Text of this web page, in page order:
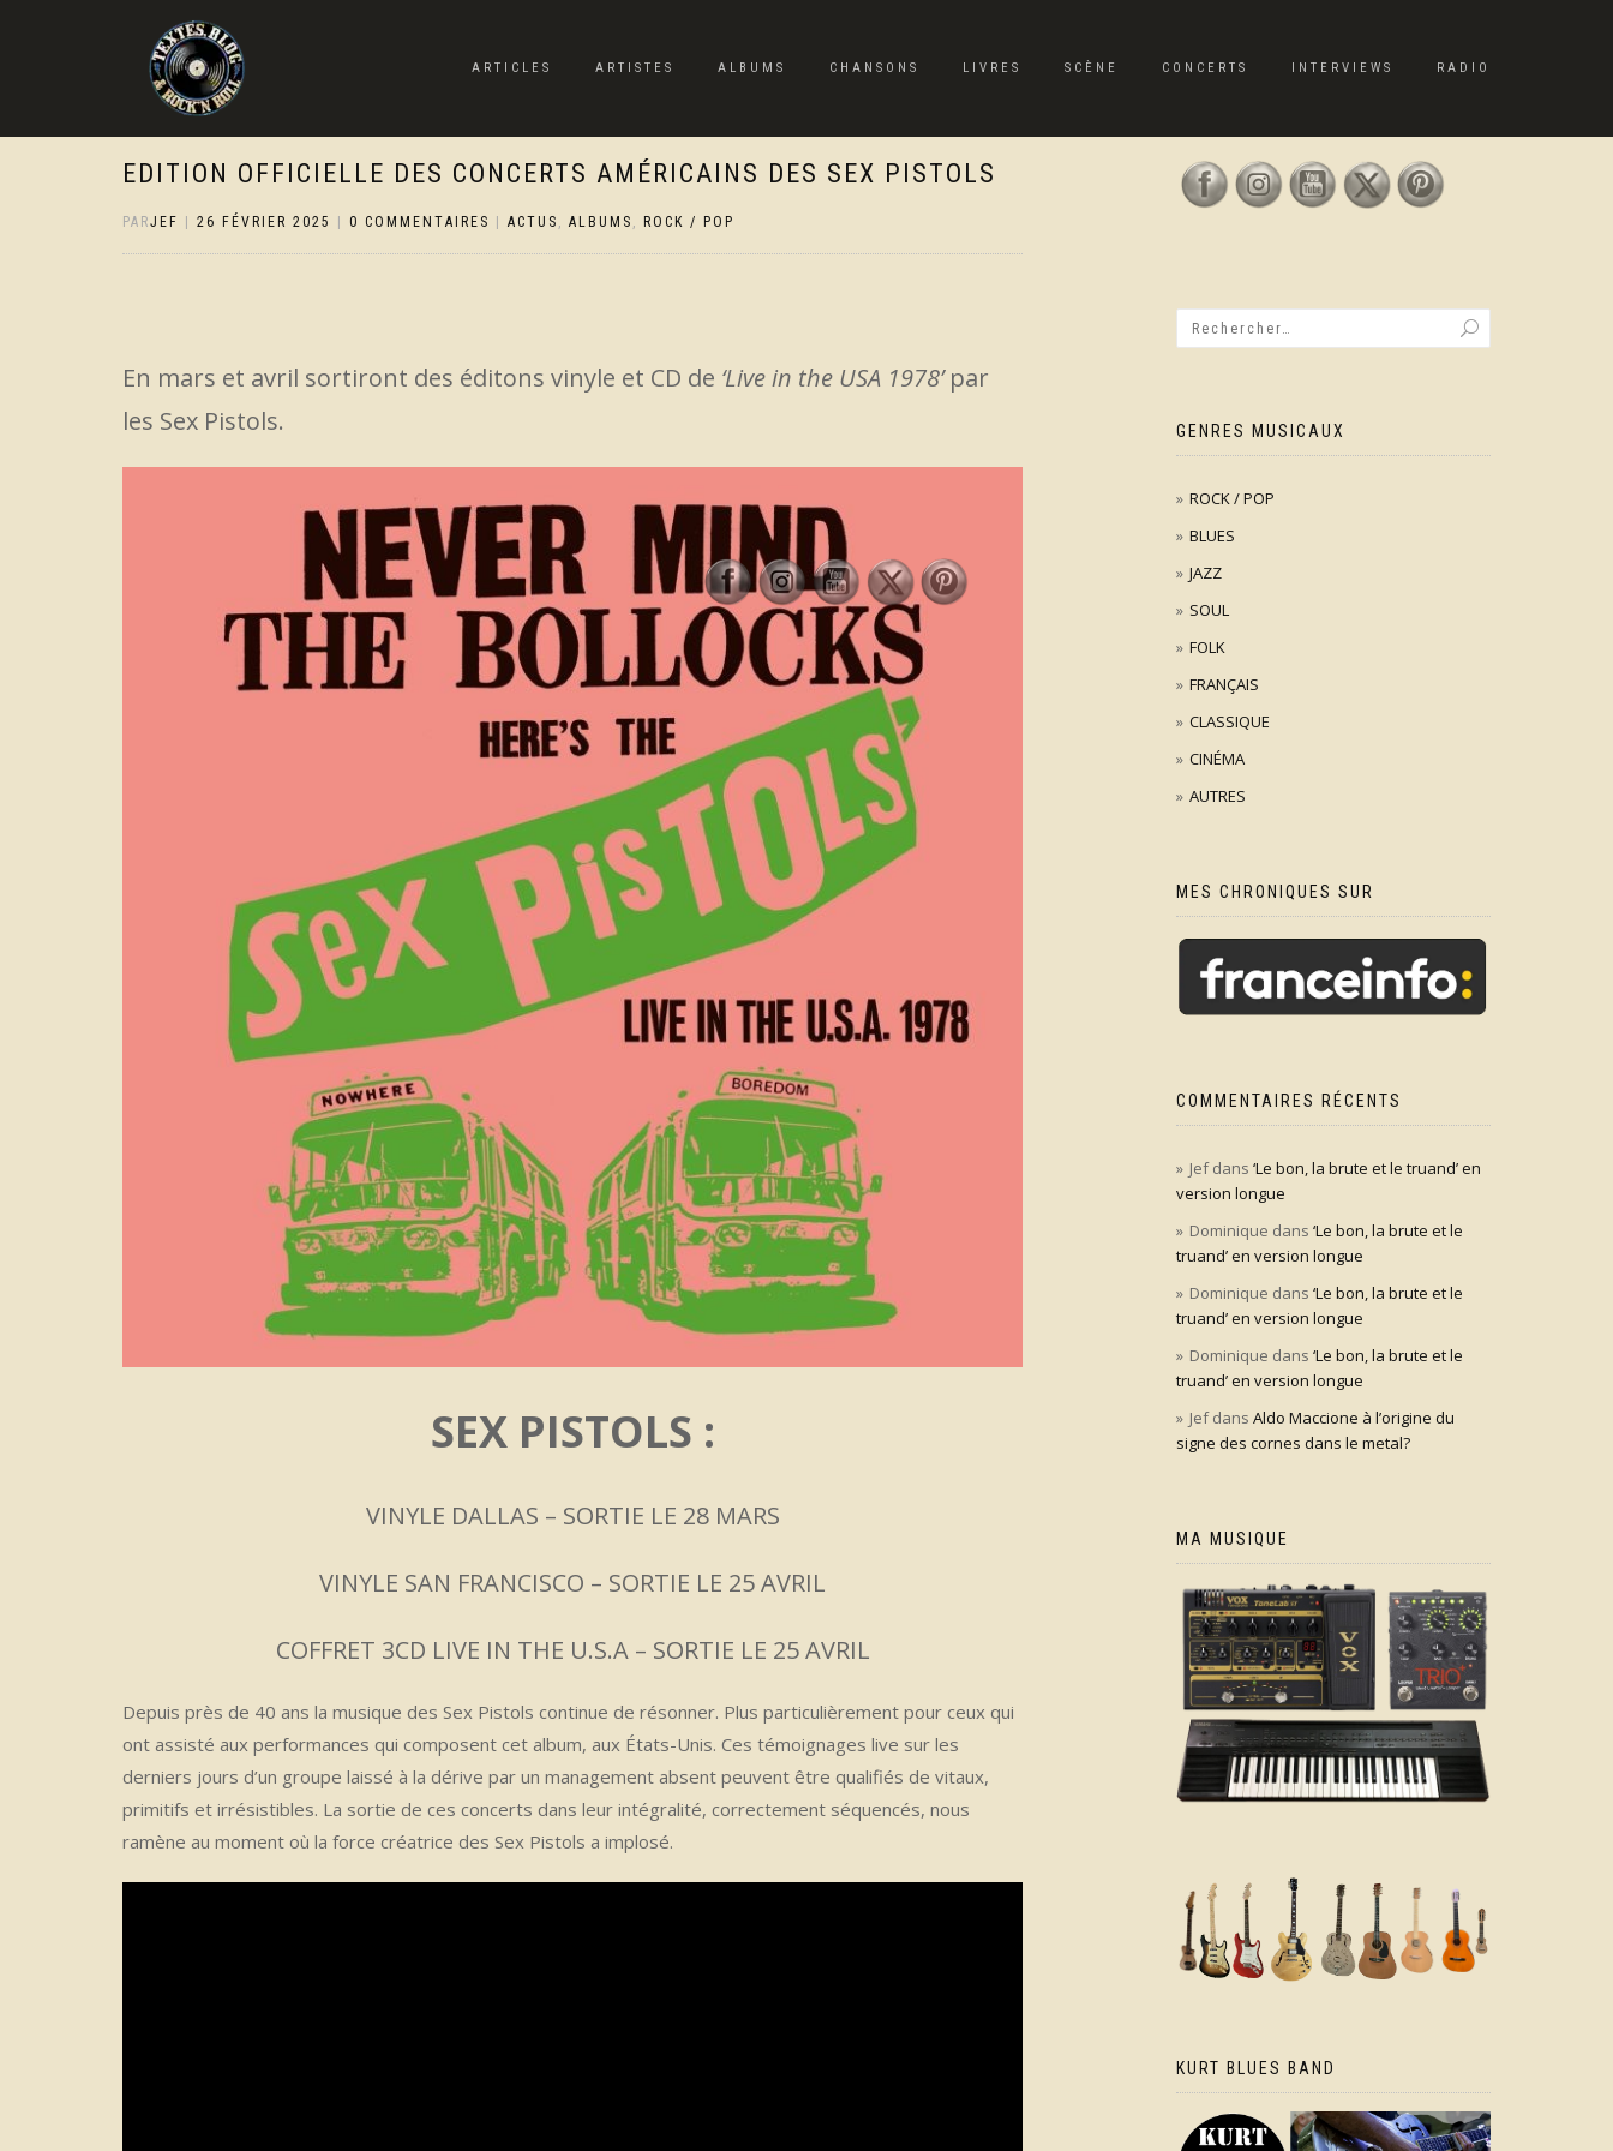
ARTICLES ARTISTES ALBUMS CHANSONS LIVRES SCÈNE CONCERTS INTERVIEWS RADIO
EDITION OFFICIELLE DES CONCERTS AMÉRICAINS DES SEX PISTOLS
PARJEF 26 FÉVRIER 2025 0 COMMENTAIRES ACTUS , ALBUMS , ROCK / POP
En mars et avril sortiront des éditons vinyle et CD de ‘Live in the USA 1978’par
les Sex Pistols.
SEX PISTOLS :
VINYLE DALLAS – SORTIE LE 28 MARS
VINYLE SAN FRANCISCO – SORTIE LE 25 AVRIL
COFFRET 3CD LIVE IN THE U.S.A – SORTIE LE 25 AVRIL
Depuis près de 40 ans la musique des Sex Pistols continue de résonner. Plus particulièrement pour ceux qui
ont assisté aux performances qui composent cet album, aux États-Unis. Ces témoignages live sur les
derniers jours d’un groupe laissé à la dérive par un management absent peuvent être qualifiés de vitaux,
primitifs et irrésistibles. La sortie de ces concerts dans leur intégralité, correctement séquencés, nous
ramène au moment où la force créatrice des Sex Pistols a implosé.
GENRES MUSICAUX
ROCK / POP
BLUES
JAZZ
SOUL
FOLK
FRANÇAIS
CLASSIQUE
CINÉMA
AUTRES
MES CHRONIQUES SUR
COMMENTAIRES RÉCENTS
Jefdans ‘Le bon, la brute et le truand’ en
version longue
Dominique dans ‘Le bon, la brute et le
truand’ en version longue
Dominique dans ‘Le bon, la brute et le
truand’ en version longue
Dominique dans ‘Le bon, la brute et le
truand’ en version longue
Jefdans Aldo Maccione à l’origine du
signe des cornes dans le metal?
MA MUSIQUE
KURT BLUES BAND